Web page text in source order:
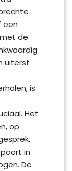
een
de
uiterst
is
Het
op
in
De